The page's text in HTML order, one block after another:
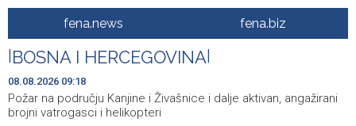
Danas sunčano, tokom dana umjeren porast noblake,
praćen pljuskovima i grmljavinom
08:34
Duge kolone vozila na graničnim prelazim na izlazu iz
BiH
08:29
Deset zeničkih rudara četvrtu noć ostali u jami
Raspotočje
fena.news fena.biz
BOSNA I HERCEGOVINA
08.08.2026 09:18
Požar na području Kanjine i Živašnice i dalje aktivan, angažirani
brojni vatrogasci i helikopteri